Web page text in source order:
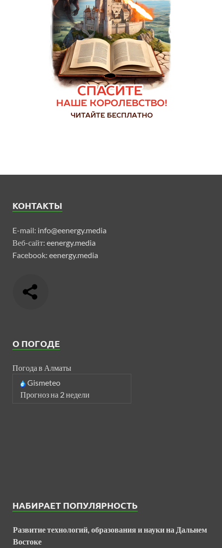
КОНТАКТЫ
E-mail: info@eenergy.media
Веб-сайт: eenergy.media
Facebook: eenergy.media
О ПОГОДЕ
Погода в Алматы
Gismeteo
Прогноз на 2 недели
НАБИРАЕТ ПОПУЛЯРНОСТЬ
Развитие технологий, образования и науки на Дальнем
Востоке